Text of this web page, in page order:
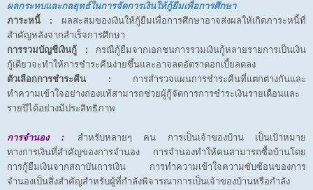
ผลกระทบและกลยุทธ์ในการจัดการเงินให้กู้ยืมเพื่อการศึกษา
ภาระหนี้ :
ผลสะสมของเงินให้กู้ยืมเพื่อการศึกษาอาจส่งผลให้เกิดภาระหนี้ที่
สำคัญหลังจากสำเร็จการศึกษา
การรวมบัญชีเงินกู้ :
กรณีกู้ยืมจากเอกชนการรวมเงินกู้หลายรายการเป็นเงิน
กู้เดียวจะทำให้การชำระคืนง่ายขึ้นและอาจลดอัตราดอกเบี้ยลดลง
ตัวเลือกการชำระคืน :
การสำรวจแผนการชำระคืนที่แตกต่างกันและ
ทำความเข้าใจอย่างถ่องแท้สามารถช่วยผู้กู้จัดการการชำระเงินรายเดือนและ
รายปีได้อย่างมีประสิทธิภาพ
การจำนอง :
สำหรับหลายๆ คน การเป็นเจ้าของบ้าน เป็นเป้าหมาย
ทางการเงินที่สำคัญของการจำนอง การจำนองทำให้คนสามารถซื้อบ้านโดย
การกู้ยืมเงินจากสถาบันการเงิน การทำความเข้าใจความซับซ้อนของการ
จำนองเป็นสิ่งสำคัญสำหรับผู้ที่กำลังพิจารณาการเป็นเจ้าของบ้านหรือกำลัง